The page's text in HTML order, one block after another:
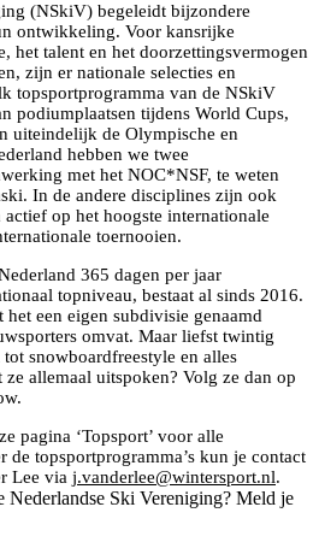
(NSkiV) begeleidt bijzondere
ontwikkeling. Voor kansrijke
het talent en het doorzettingsvermogen
zijn er nationale selecties en
topsportprogramma van de NSkiV
podiumplaatsen tijdens World Cups,
uiteindelijk de Olympische en
hebben we twee
met het NOC*NSF, te weten
In de andere disciplines zijn ook
op het hoogste internationale
toernooien.
365 dagen per jaar
topniveau, bestaat al sinds 2016.
een eigen subdivisie genaamd
omvat. Maar liefst twintig
snowboardfreestyle en alles
allemaal uitspoken? Volg ze dan op
pagina ‘Topsport’ voor alle
topsportprogramma’s kun je contact
Lee via j.vanderlee@wintersport.nl.
Nederlandse Ski Vereniging? Meld je